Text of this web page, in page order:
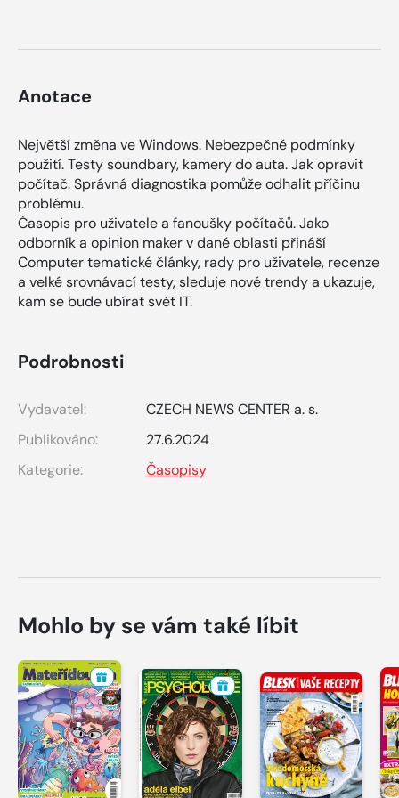
Anotace
Největší změna ve Windows. Nebezpečné podmínky
použití. Testy soundbary, kamery do auta. Jak opravit
počítač. Správná diagnostika pomůže odhalit příčinu
problému.
Časopis pro uživatele a fanoušky počítačů. Jako
odborník a opinion maker v dané oblasti přináší
Computer tematické články, rady pro uživatele, recenze
a velké srovnávací testy, sleduje nové trendy a ukazuje,
kam se bude ubírat svět IT.
Podrobnosti
Vydavatel:
CZECH NEWS CENTER a. s.
Publikováno:
27.6.2024
Kategorie:
Časopisy
Mohlo by se vám také líbit